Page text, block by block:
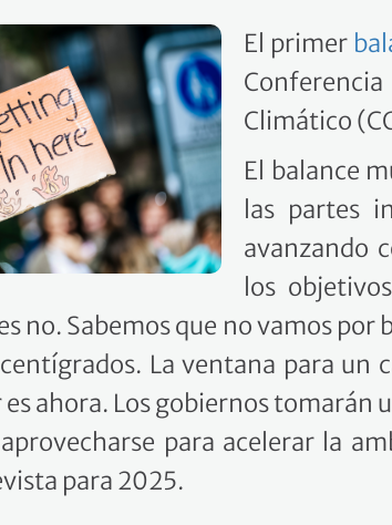
El primer
Climático
El balance
las partes
avanzando
los
no. Sabemos que no vamos
La ventana para un
ahora. Los gobiernos tomarán
para acelerar la
para 2025.